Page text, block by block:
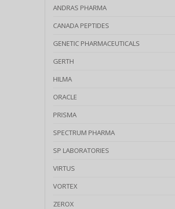
ANDRAS PHARMA
CANADA PEPTIDES
GENETIC PHARMACEUTICALS
GERTH
HILMA
ORACLE
PRISMA
SPECTRUM PHARMA
SP LABORATORIES
VIRTUS
VORTEX
ZEROX